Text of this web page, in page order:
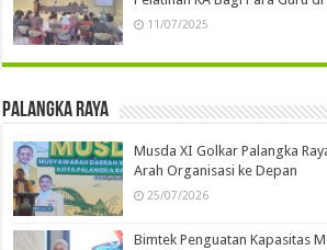
11/07/2025
Palangka Raya
Musda XI Golkar Palangka
Arah Organisasi ke Depan
25/07/2026
Bimtek Penguatan Kapasitas